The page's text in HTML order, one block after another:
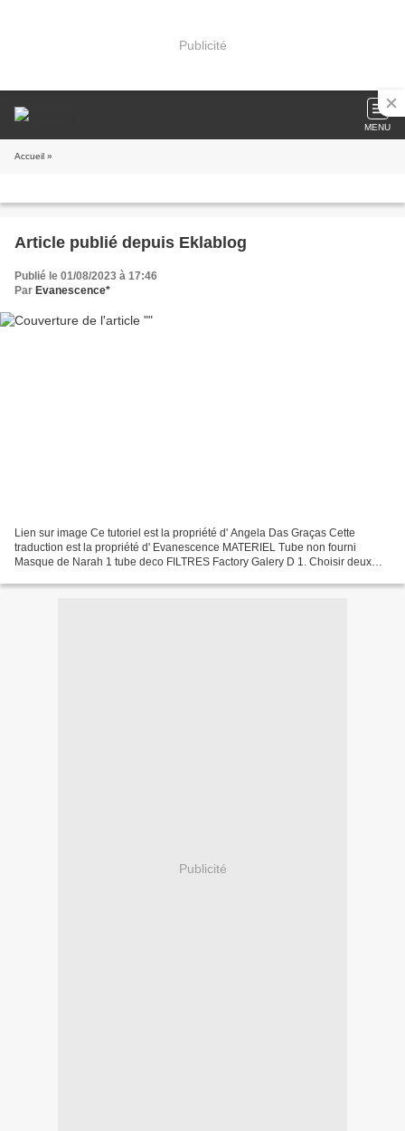
Publicité
MENU
Accueil »
Article publié depuis Eklablog
Publié le 01/08/2023 à 17:46
Par Evanescence*
Lien sur image Ce tutoriel est la propriété d' Angela Das Graças Cette
traduction est la propriété d' Evanescence MATERIEL Tube non fourni
Masque de Narah 1 tube deco FILTRES Factory Galery D 1. Choisir deux
Publicité